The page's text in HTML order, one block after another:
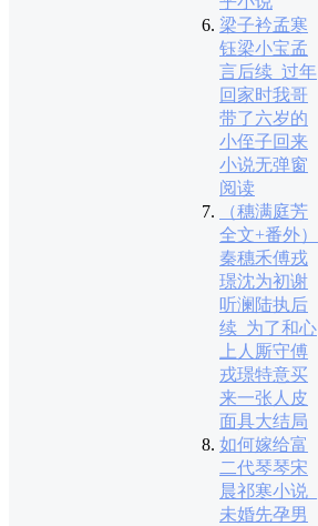
梁子衿孟寒
钰梁小宝孟
言后续_过年
回家时我哥
带了六岁的
小侄子回来
小说无弹窗
阅读
（穗满庭芳
全文+番外）
秦穗禾傅戎
璟沈为初谢
听澜陆执后
续_为了和心
上人厮守傅
戎璟特意买
来一张人皮
面具大结局
如何嫁给富
二代琴琴宋
晨祁寒小说_
未婚先孕男